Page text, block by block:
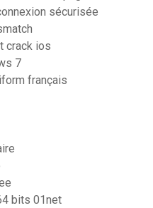
sécurisée
crack ios
7
français
bits 01net